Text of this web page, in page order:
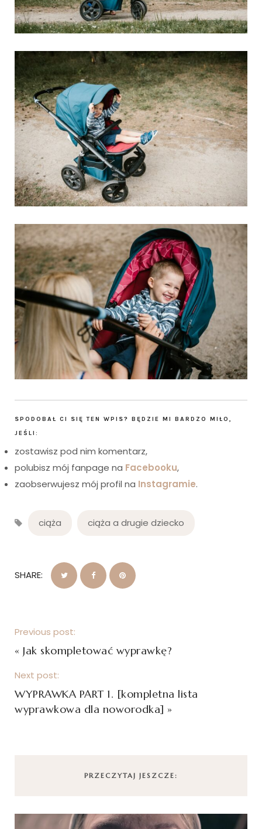
SPODOBAŁ CI SIĘ TEN WPIS? BĘDZIE MI BARDZO MIŁO,
JEŚLI:
zostawisz pod nim komentarz,
polubisz mój fanpage na Facebooku,
zaobserwujesz mój profil na Instagramie.
ciąża ciąża a drugie dziecko
SHARE:
Previous post:
« Jak skompletować wyprawkę?
Next post:
WYPRAWKA PART 1. [kompletna lista
wyprawkowa dla noworodka] »
PRZECZYTAJ JESZCZE: